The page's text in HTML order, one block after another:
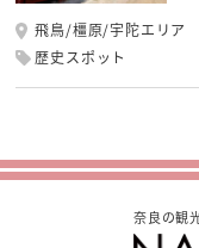
飛鳥/橿原/宇陀エリア
歴史スポット
奈良の観